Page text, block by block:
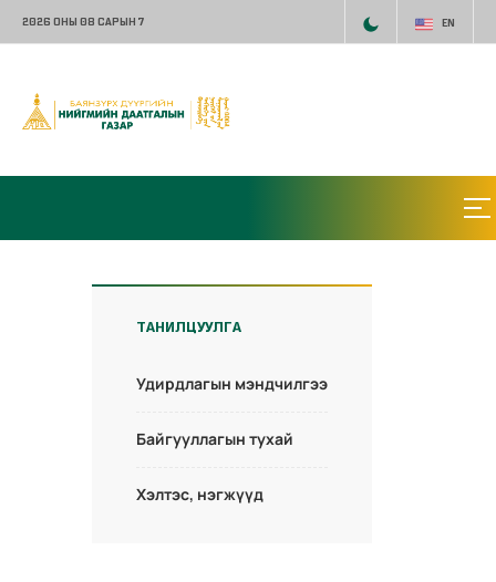
2026 ОНЫ 08 САРЫН 7 EN
ТАНИЛЦУУЛГА
Удирдлагын мэндчилгээ
Байгууллагын тухай
Хэлтэс, нэгжүүд